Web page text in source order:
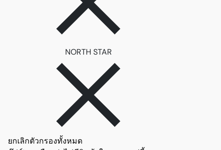
NORTH STARลบตัวกรอง NORTH STAR
ยกเลิกตัวกรองทั้งหมด